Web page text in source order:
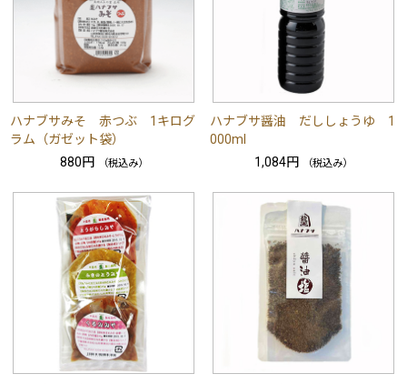
ハナブサみそ 赤つぶ 1キログ
ラム（ガゼット袋）
880円
（税込み）
ハナブサ醤油 だししょうゆ 1
000ml
1,084円
（税込み）